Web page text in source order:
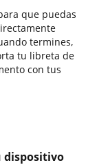
que puedas
termines,
tu libreta de
con tus
dispositivo